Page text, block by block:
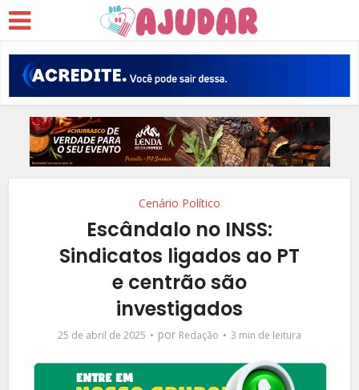
Cenário Político
Escândalo no INSS:
Sindicatos ligados ao PT
e centrão são
investigados
25 de abril de 2025 por Redação 3 min de leitura